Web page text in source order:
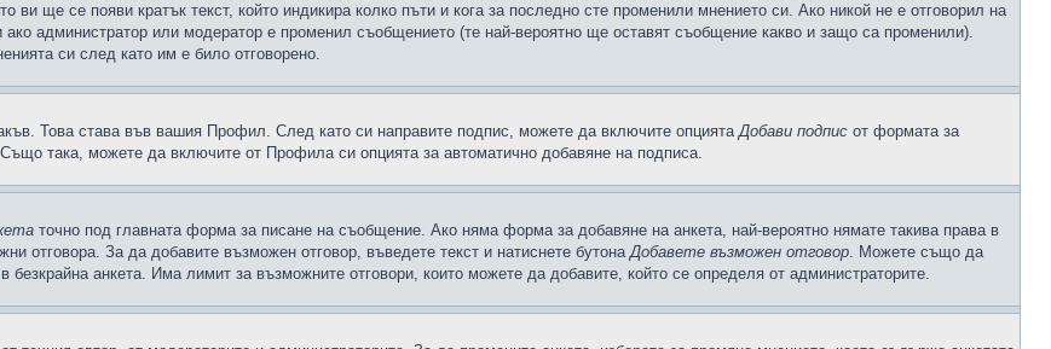
ще се появи кратък текст, който индикира колко пъти и кога за последно сте променили мнението си. Ако никой не е отговорил на
ако администратор или модератор е променил съобщението (те най-вероятно ще оставят съобщение какво и защо са променили).
си след като им е било отговорено.
Това става във вашия Профил. След като си направите подпис, можете да включите опциятаДобави подпис от формата за
така, можете да включите от Профила си опцията за автоматично добавяне на подписа.
точно под главната форма за писане на съобщение. Ако няма форма за добавяне на анкета, най-вероятно нямате такива права в
отговора. За да добавите възможен отговор, въведете текст и натиснете бутонаДобавете възможен отговор. Можете също да
анкета. Има лимит за възможните отговори, които можете да добавите, който се определя от администраторите.